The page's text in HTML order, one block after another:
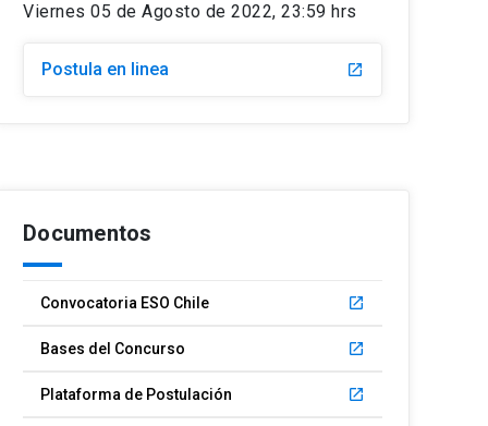
Viernes 05 de Agosto de 2022, 23:59 hrs
Postula en linea launch
Documentos
Convocatoria ESO Chile launch
Bases del Concurso launch
Plataforma de Postulación launch